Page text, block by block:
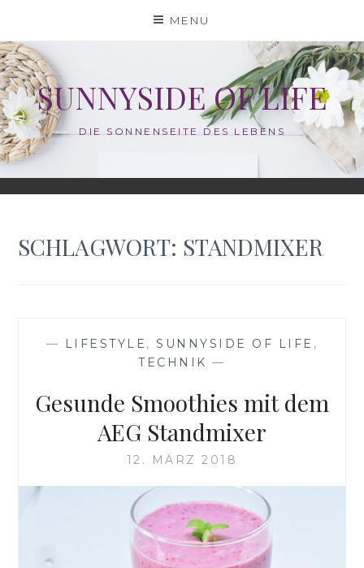
content
MENU
SUNNYSIDE OF LIFE
DIE SONNENSEITE DES LEBENS
SCHLAGWORT: STANDMIXER
— LIFESTYLE ,SUNNYSIDE OF LIFE ,
TECHNIK —
Gesunde Smoothies mit dem
AEG Standmixer
12. MÄRZ 2018